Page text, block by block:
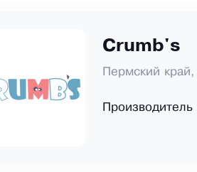
Crumb's
Пермский